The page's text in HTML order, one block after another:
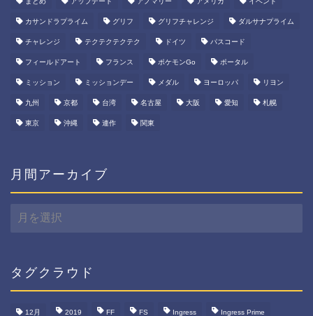
カサンドラプライム グリフ グリフチャレンジ ダルサナプライム
チャレンジ テクテクテクテク ドイツ パスコード
フィールドアート フランス ポケモンGo ポータル
ミッション ミッションデー メダル ヨーロッパ リヨン
九州 京都 台湾 名古屋 大阪 愛知 札幌
東京 沖縄 連作 関東
月間アーカイブ
間
カ
タグクラウド
12月 2019 FF FS Ingress Ingress Prime